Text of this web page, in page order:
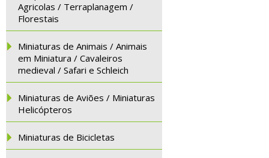
Agricolas / Terraplanagem /
Florestais
Miniaturas de Animais / Animais
em Miniatura / Cavaleiros
medieval / Safari e Schleich
Miniaturas de Aviões / Miniaturas
Helicópteros
Miniaturas de Bicicletas